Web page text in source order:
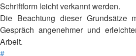
Schriftform leicht verkannt werden.
Die Beachtung dieser Grundsätze
Gespräch angenehmer und
Arbeit.
#